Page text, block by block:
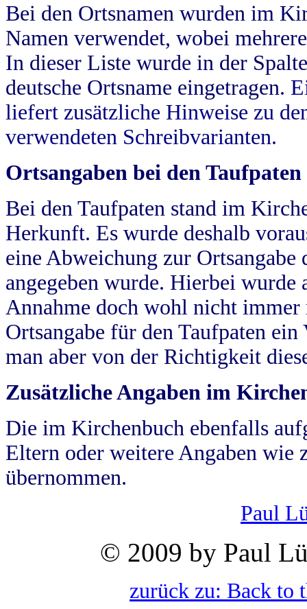
Bei den Ortsnamen wurden im
Namen verwendet, wobei
In dieser Liste wurde in der
deutsche Ortsname eingetragen.
liefert zusätzliche Hinweise zu
verwendeten Schreibvarianten.
Ortsangaben bei den Taufpaten
Bei den Taufpaten stand im
Herkunft. Es wurde deshalb
eine Abweichung zur
angegeben wurde. Hierbei wurde
Annahme doch wohl nicht
Ortsangabe für den Taufpaten
man aber von der Richtigkeit
Zusätzliche Angaben im
Die im Kirchenbuch ebenfalls
Eltern oder weitere Angaben wie
übernommen.
Paul
© 2009 by Paul
zurück zu: Back to